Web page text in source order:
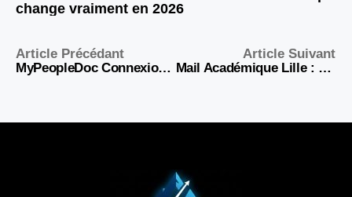
change vraiment en 2026
Article Précédant
MyPeopleDoc Connexion : Accès Sécurisé à Votre Coffre-Fort
Article Suivant
Mail Académique Lille : Connexion Webmail Sogo et Contact